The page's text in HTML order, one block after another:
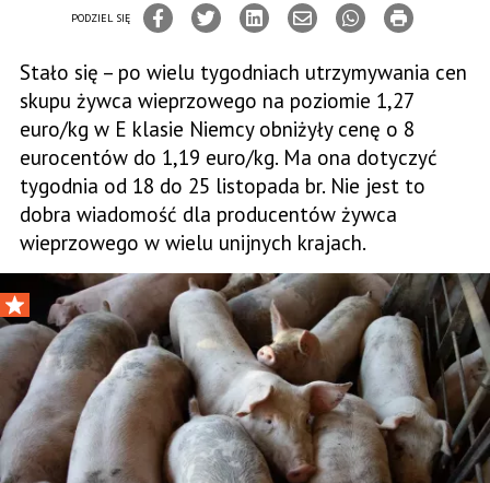
PODZIEL SIĘ
Stało się – po wielu tygodniach utrzymywania cen
skupu żywca wieprzowego na poziomie 1,27
euro/kg w E klasie Niemcy obniżyły cenę o 8
eurocentów do 1,19 euro/kg. Ma ona dotyczyć
tygodnia od 18 do 25 listopada br. Nie jest to
dobra wiadomość dla producentów żywca
wieprzowego w wielu unijnych krajach.